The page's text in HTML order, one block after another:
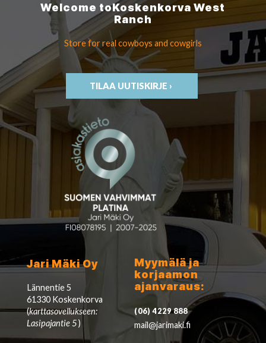
Welcome toKoskenkorvaWest
Ranch
Store for real cowboys and cowgirls
TILAA UUTISKIRJE ›
Jari Mäki Oy
Lännentie 5
61330 Koskenkorva
(karttasovellukseen:
Lasipajantie 5)
Myymälä ja
korjaamon
ajanvaraus:
(06) 4229 888
mail@jarimaki.fi